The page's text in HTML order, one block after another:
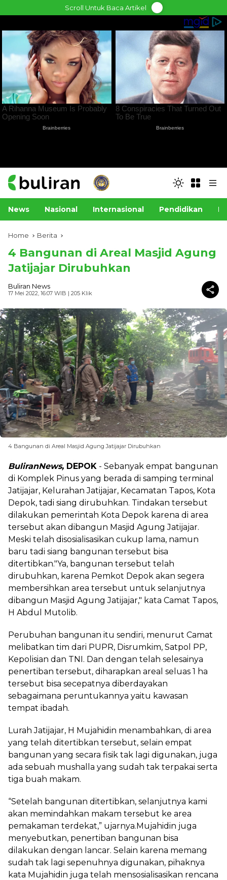
to
Scroll Untuk Baca Artikel
News Nasional Internasional Pendidikan
Home Berita
4 Bangunan di Areal Masjid Agung
Jatijajar Dirubuhkan
Buliran News
17 Mei 2022, 16:07 WIB | 205 Klik
4 Bangunan di Areal Masjid Agung Jatijajar Dirubuhkan
BuliranNews, DEPOK - Sebanyak empat bangunan
di Komplek Pinus yang berada di samping terminal
Jatijajar, Kelurahan Jatijajar, Kecamatan Tapos, Kota
Depok, tadi siang dirubuhkan. Tindakan tersebut
dilakukan pemerintah Kota Depok karena di area
tersebut akan dibangun Masjid Agung Jatijajar.
Meski telah disosialisasikan cukup lama, namun
baru tadi siang bangunan tersebut bisa
ditertibkan."Ya, bangunan tersebut telah
dirubuhkan, karena Pemkot Depok akan segera
membersihkan area tersebut untuk selanjutnya
dibangun Masjid Agung Jatijajar," kata Camat Tapos,
H Abdul Mutolib.
Perubuhan bangunan itu sendiri, menurut Camat
melibatkan tim dari PUPR, Disrumkim, Satpol PP,
Kepolisian dan TNI. Dan dengan telah selesainya
penertiban tersebut, diharapkan areal seluas 1 ha
tersebut bisa secepatnya diberdayakan
sebagaimana peruntukannya yaitu kawasan
tempat ibadah.
Lurah Jatijajar, H Mujahidin menambahkan, di area
yang telah ditertibkan tersebut, selain empat
bangunan yang secara fisik tak lagi digunakan, juga
ada sebuah mushalla yang sudah tak terpakai serta
tiga buah makam.
“Setelah bangunan ditertibkan, selanjutnya kami
akan memindahkan makam tersebut ke area
pemakaman terdekat,” ujarnya.Mujahidin juga
menyebutkan, penertiban bangunan bisa
dilakukan dengan lancar. Selain karena memang
sudah tak lagi sepenuhnya digunakan, pihaknya
kata Mujahidin juga telah mensosialisasikan rencana